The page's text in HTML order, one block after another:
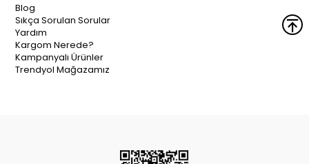
Blog
Sıkça Sorulan Sorular
Yardım
Kargom Nerede?
Kampanyalı Ürünler
Trendyol Mağazamız